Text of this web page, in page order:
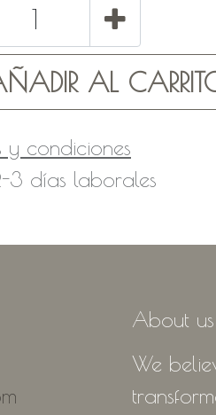
AL
y condiciones
3 días laborales
About us
We